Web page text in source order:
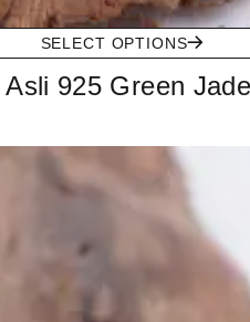
SELECT OPTIONS
925 Green